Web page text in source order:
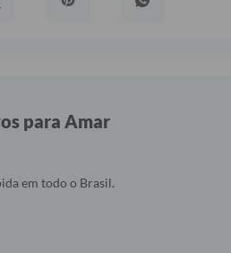
para Amar
em todo o Brasil.